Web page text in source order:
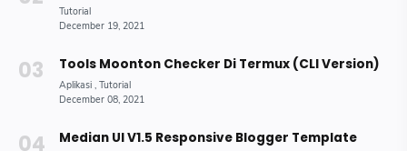
Tools Moonton Checker Di Termux (CLI Version)
Median UI V1.5 Responsive Blogger Template